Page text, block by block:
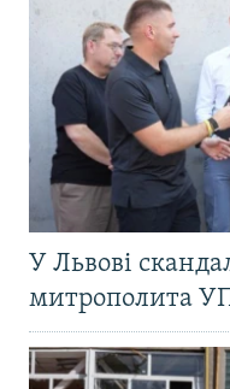
У Львові
митрополита